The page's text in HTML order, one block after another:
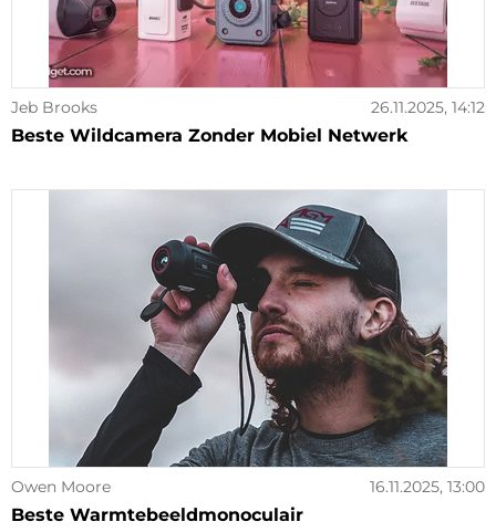
Jeb Brooks 26.11.2025, 14:12
Beste Wildcamera Zonder Mobiel Netwerk
Owen Moore 16.11.2025, 13:00
Beste Warmtebeeldmonoculair